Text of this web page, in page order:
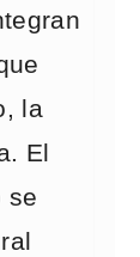
la
El
se